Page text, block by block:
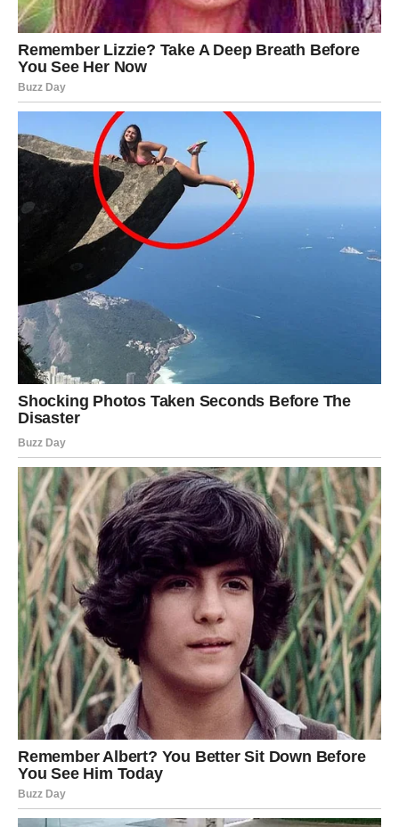
ŠKORPIJA – istina izlazi na
videlo, bez povratka nazad
Škorpije ulaze u jedan od najintenzivnijih perioda. Kraj
marta donosi razotkrivanje – svega što je bilo skriveno,
potisnuto ili neizgovoreno.
Može se desiti da saznate nešto što menja vaš pogled na
osobu kojoj ste verovali. Ili da vi izgovorite nešto što ste
dugo držali u sebi.
Ovo je trenutak kada se ruše iluzije.
Ali nemojte se plašiti – jer ono što se ruši, nije bilo
stabilno. A ono što dolazi posle toga – biće mnogo
istinitije.
Za mnoge Škorpije, ovo je početak novog života. Bez laži.
Bez maski. Bez kompromisa.
JARAC – preokret koji donosi
stabilnost i nagradu
Jarčevi su poznati po strpljenju i upornosti, ali čak i oni
imaju granice. Kraj marta donosi nagradu za sve što ste
izdržali.
Dolazi trenutak kada stvari počinju da se slažu. Problemi
koji su vas mučili počinju da se rešavaju, a vi konačno
vidite svetlo na kraju tunela.
Mogući su veliki pomaci u karijeri, finansijama, ali i u
ljubavi.